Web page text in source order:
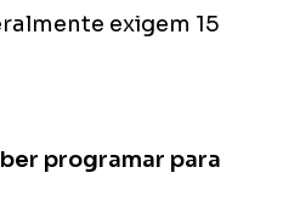
exigem 15
programar para